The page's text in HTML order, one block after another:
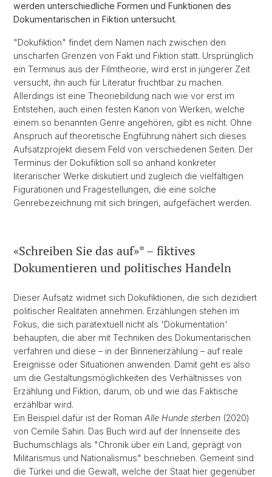
werden unterschiedliche Formen und Funktionen des
Dokumentarischen in Fiktion untersucht.
"Dokufiktion" findet dem Namen nach zwischen den
unscharfen Grenzen von Fakt und Fiktion statt. Ursprünglich
ein Terminus aus der Filmtheorie, wird erst in jüngerer Zeit
versucht, ihn auch für Literatur fruchtbar zu machen.
Allerdings ist eine Theoriebildung nach wie vor erst im
Entstehen, auch einen festen Kanon von Werken, welche
einem so benannten Genre angehören, gibt es nicht. Ohne
Anspruch auf theoretische Engführung nähert sich dieses
Aufsatzprojekt diesem Feld von verschiedenen Seiten. Der
Terminus der Dokufiktion soll so anhand konkreter
literarischer Werke diskutiert und zugleich die vielfältigen
Figurationen und Fragestellungen, die eine solche
Genrebezeichnung mit sich bringen, aufgefächert werden.
«Schreiben Sie das auf»* – fiktives
Dokumentieren und politisches Handeln
Dieser Aufsatz widmet sich Dokufiktionen, die sich dezidiert
politischer Realitäten annehmen. Erzählungen stehen im
Fokus, die sich paratextuell nicht als 'Dokumentation'
behaupten, die aber mit Techniken des Dokumentarischen
verfahren und diese – in der Binnenerzählung – auf reale
Ereignisse oder Situationen anwenden. Damit geht es also
um die Gestaltungsmöglichkeiten des Verhältnisses von
Erzählung und Fiktion, darum, ob und wie das Faktische
erzählbar wird.
Ein Beispiel dafür ist der Roman Alle Hunde sterben (2020)
von Cemile Sahin. Das Buch wird auf der Innenseite des
Buchumschlags als "Chronik über ein Land, geprägt von
Militarismus und Nationalismus" beschrieben. Gemeint sind
die Türkei und die Gewalt, welche der Staat hier gegenüber